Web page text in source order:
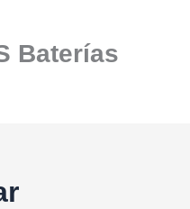
Baterías